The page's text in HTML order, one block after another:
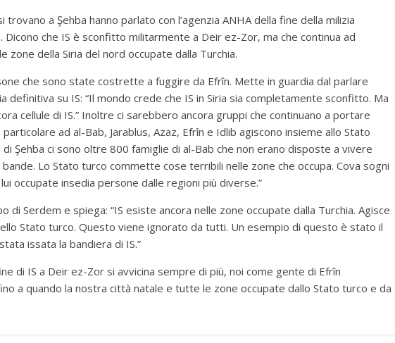
a Şehba hanno parlato con l’agenzia ANHA della fine della milizia
che IS è sconfitto militarmente a Deir ez-Zor, ma che continua ad
della Siria del nord occupate dalla Turchia.
che sono state costrette a fuggire da Efrîn. Mette in guardia dal parlare
su IS: “Il mondo crede che IS in Siria sia completamente sconfitto. Ma
cellule di IS.” Inoltre ci sarebbero ancora gruppi che continuano a portare
ad al-Bab, Jarablus, Azaz, Efrîn e Idlib agiscono insieme allo Stato
Şehba ci sono oltre 800 famiglie di al-Bab che non erano disposte a vivere
Lo Stato turco commette cose terribili nelle zone che occupa. Cova sogni
occupate insedia persone dalle regioni più diverse.”
di Serdem e spiega: “IS esiste ancora nelle zone occupate dalla Turchia. Agisce
Stato turco. Questo viene ignorato da tutti. Un esempio di questo è stato il
issata la bandiera di IS.”
di IS a Deir ez-Zor si avvicina sempre di più, noi come gente di Efrîn
a quando la nostra città natale e tutte le zone occupate dallo Stato turco e da